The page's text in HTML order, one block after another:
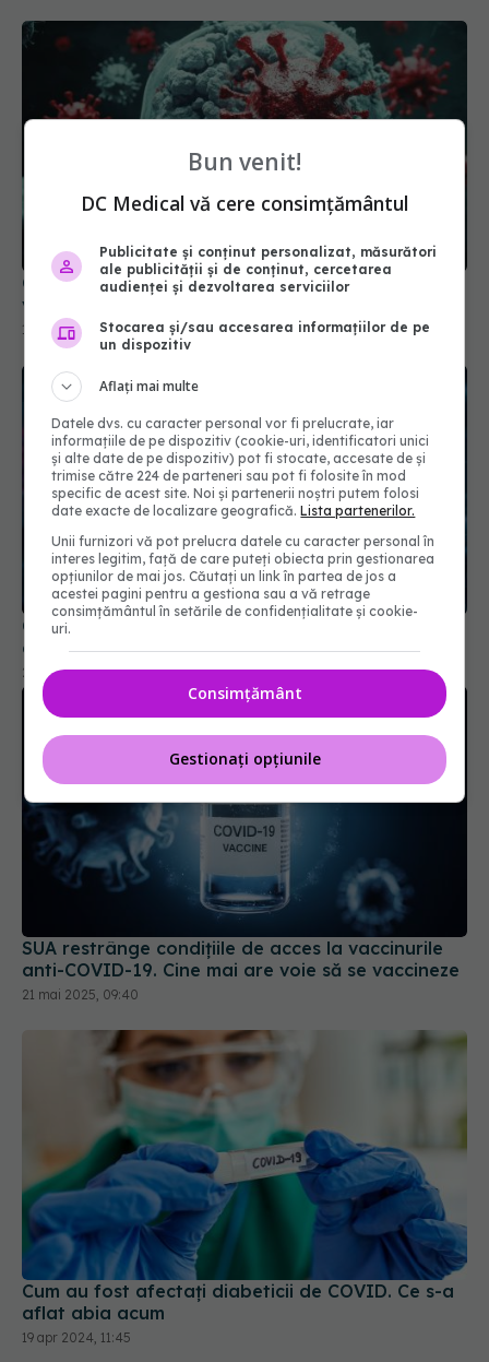
COVID, impact asupra creierului și după
vindecare
18 dec 2025, 20:59
COVID, impact asupra creierului. Reduce nivelul
de cortizol
21 aug 2024, 12:59
SUA restrânge condiţiile de acces la vaccinurile
anti-COVID-19. Cine mai are voie să se vaccineze
21 mai 2025, 09:40
Cum au fost afectați diabeticii de COVID. Ce s-a
aflat abia acum
19 apr 2024, 11:45
Bun venit!
DC Medical vă cere consimțământul
Publicitate și conținut personalizat, măsurători
ale publicității și de conținut, cercetarea
audienței și dezvoltarea serviciilor
Stocarea și/sau accesarea informațiilor de pe
un dispozitiv
Aflați mai multe
Datele dvs. cu caracter personal vor fi prelucrate, iar
informațiile de pe dispozitiv (cookie-uri, identificatori unici
și alte date de pe dispozitiv) pot fi stocate, accesate de și
trimise către 224 de parteneri sau pot fi folosite în mod
specific de acest site. Noi și partenerii noștri putem folosi
date exacte de localizare geografică.Lista partenerilor.
Unii furnizori vă pot prelucra datele cu caracter personal în
interes legitim, față de care puteți obiecta prin gestionarea
opțiunilor de mai jos. Căutați un link în partea de jos a
acestei pagini pentru a gestiona sau a vă retrage
consimțământul în setările de confidențialitate și cookie-
uri.
Consimțământ
Gestionați opțiunile